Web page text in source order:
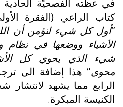
كتاب الراعي (الفقرة
“أول كل شيء لنؤمن أن
الأشياء ووضعها في
شيء الذي يحوي كل
محوى” هذا إضافة الى
الرابع مما يشهد لانتشار
الكنيسة المبكرة.